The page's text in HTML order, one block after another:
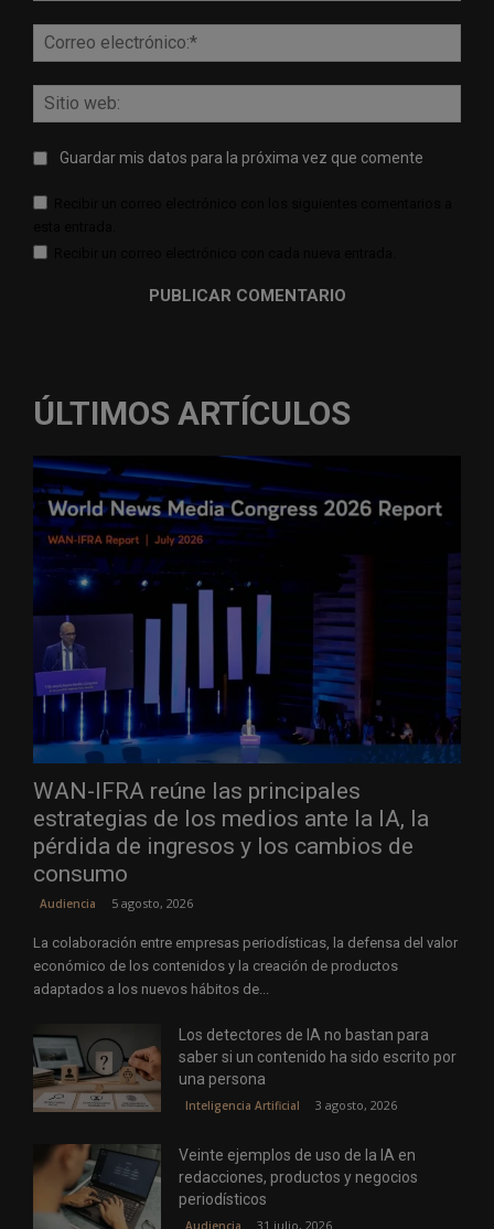
Guardar mis datos para la próxima vez que comente
ÚLTIMOS ARTÍCULOS
WAN-IFRA reúne las principales
estrategias de los medios ante la IA, la
pérdida de ingresos y los cambios de
consumo
Audiencia 5 agosto, 2026
La colaboración entre empresas periodísticas, la defensa del valor
económico de los contenidos y la creación de productos
adaptados a los nuevos hábitos de...
Los detectores de IA no bastan para
saber si un contenido ha sido escrito por
una persona
Inteligencia Artificial 3 agosto, 2026
Veinte ejemplos de uso de la IA en
redacciones, productos y negocios
periodísticos
Audiencia 31 julio, 2026